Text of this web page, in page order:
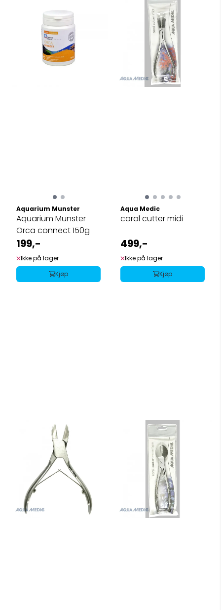
Aquarium Munster
Aquarium Munster
Orca connect 150g
199,-
Ikke på lager
Kjøp
Aqua Medic
coral cutter midi
499,-
Ikke på lager
Kjøp